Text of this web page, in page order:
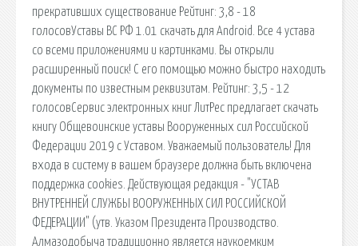
прекративших существование Рейтинг: 3,8 - 18
голосовУставы ВС РФ 1.01 скачать для Android. Все 4 устава
со всеми приложениями и картинками. Вы открыли
расширенный поиск! С его помощью можно быстро находить
документы по известным реквизитам. Рейтинг: 3,5 - 12
голосовСервис электронных книг ЛитРес предлагает скачать
книгу Общевоинские уставы Вооруженных сил Российской
Федерации 2019 c Уставом. Уважаемый пользователь! Для
входа в систему в вашем браузере должна быть включена
поддержка cookies. Действующая редакция - "УСТАВ
ВНУТРЕННЕЙ СЛУЖБЫ ВООРУЖЕННЫХ СИЛ РОССИЙСКОЙ
ФЕДЕРАЦИИ" (утв. Указом Президента Производство.
Алмазодобыча традиционно является наукоемким